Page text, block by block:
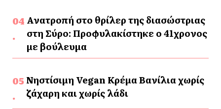
Ανατροπή στο θρίλερ της διασώστριας
στη Σύρο: Προφυλακίστηκε ο 41χρονος
με βούλευμα
Νηστίσιμη Vegan Κρέμα Βανίλια χωρίς
ζάχαρη και χωρίς λάδι